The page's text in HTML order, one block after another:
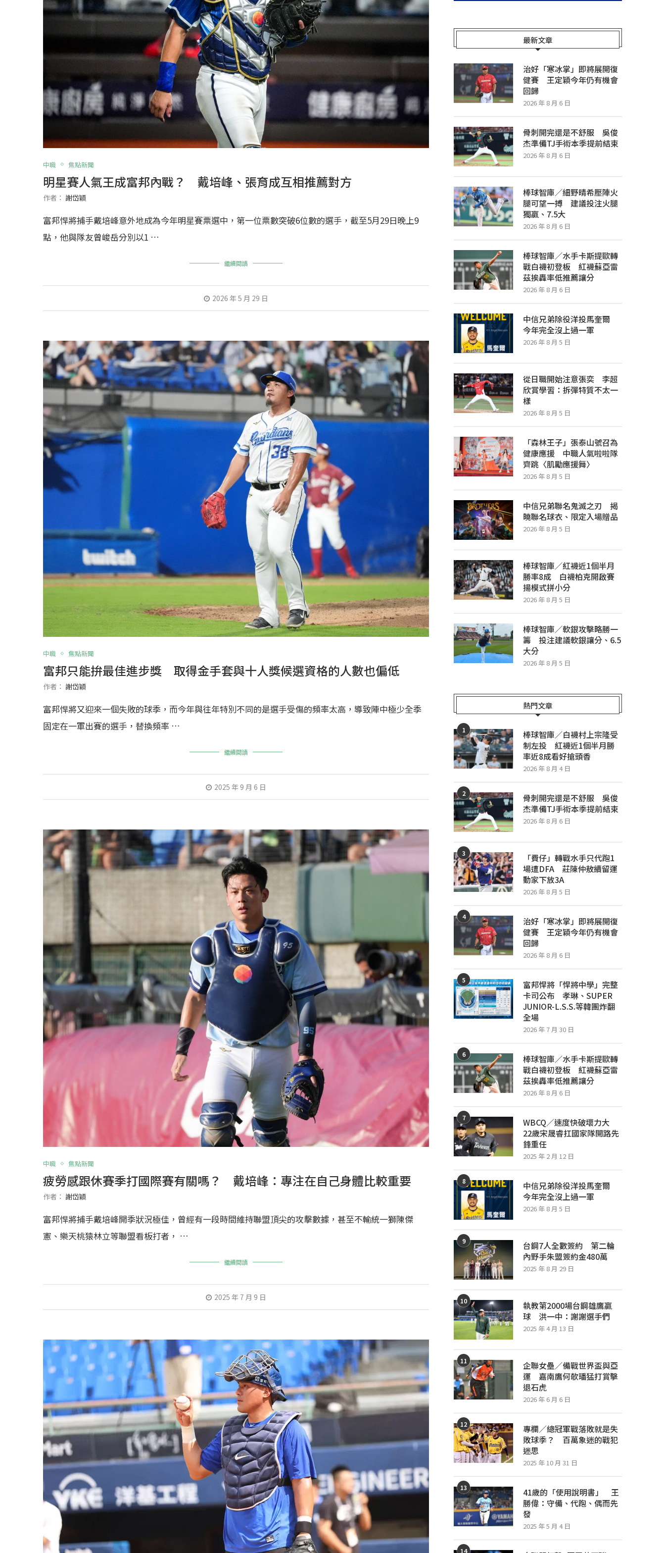
中職 焦點新聞
明星賽人氣王成富邦內戰？ 戴培峰、張育成互相推薦對方
作者： 謝岱穎
富邦悍將捕手戴培峰意外地成為今年明星賽票選中，第一位票數突破6位數的選手，截至5月29日晚上9
點，他與隊友曾峻岳分別以1 …
繼續閱讀
2026 年 5 月 29 日
中職 焦點新聞
富邦只能拚最佳進步獎 取得金手套與十人獎候選資格的人數也偏低
作者： 謝岱穎
富邦悍將又迎來一個失敗的球季，而今年與往年特別不同的是選手受傷的頻率太高，導致陣中極少全季
固定在一軍出賽的選手，替換頻率 …
繼續閱讀
2025 年 9 月 6 日
中職 焦點新聞
疲勞感跟休賽季打國際賽有關嗎？ 戴培峰：專注在自己身體比較重要
作者： 謝岱穎
富邦悍將捕手戴培峰開季狀況極佳，曾經有一段時間維持聯盟頂尖的攻擊數據，甚至不輸統一獅陳傑
憲、樂天桃猿林立等聯盟看板打者， …
繼續閱讀
2025 年 7 月 9 日
最新文章
治好「寒冰掌」即將展開復
健賽 王定穎今年仍有機會
回歸
2026 年 8 月 6 日
骨刺開完還是不舒服 吳俊
杰準備TJ手術本季提前結束
2026 年 8 月 6 日
棒球智庫／細野晴希壓陣火
腿可望一搏 建議投注火腿
獨贏、7.5大
2026 年 8 月 6 日
棒球智庫／水手卡斯提歐轉
戰白襪初登板 紅襪蘇亞雷
茲挨轟率低推薦讓分
2026 年 8 月 6 日
中信兄弟除役洋投馬奎爾
今年完全沒上過一軍
2026 年 8 月 5 日
從日職開始注意張奕 李超
欣賞學習：拆彈特質不太一
樣
2026 年 8 月 5 日
「森林王子」張泰山號召為
健康應援 中職人氣啦啦隊
齊跳〈肌勵應援舞〉
2026 年 8 月 5 日
中信兄弟聯名鬼滅之刃 揭
曉聯名球衣、限定入場贈品
2026 年 8 月 5 日
棒球智庫／紅襪近1個半月
勝率8成 白襪柏克開啟賽
揚模式拼小分
2026 年 8 月 5 日
棒球智庫／軟銀攻擊略勝一
籌 投注建議軟銀讓分、6.5
大分
2026 年 8 月 5 日
熱門文章
1
棒球智庫／白襪村上宗隆受
制左投 紅襪近1個半月勝
率近8成看好搶頭香
2026 年 8 月 4 日
2
骨刺開完還是不舒服 吳俊
杰準備TJ手術本季提前結束
2026 年 8 月 6 日
3
「費仔」轉戰水手只代跑1
場遭DFA 莊陳仲敖續留運
動家下放3A
2026 年 8 月 5 日
4
治好「寒冰掌」即將展開復
健賽 王定穎今年仍有機會
回歸
2026 年 8 月 6 日
5
富邦悍將「悍將中學」完整
卡司公布 孝琳、SUPER
JUNIOR-L.S.S.等韓團炸翻
全場
2026 年 7 月 30 日
6
棒球智庫／水手卡斯提歐轉
戰白襪初登板 紅襪蘇亞雷
茲挨轟率低推薦讓分
2026 年 8 月 6 日
7
WBCQ／速度快破壞力大
22歲宋晟睿扛國家隊開路先
鋒重任
2025 年 2 月 12 日
8
中信兄弟除役洋投馬奎爾
今年完全沒上過一軍
2026 年 8 月 5 日
9
台鋼7人全數簽約 第二輪
內野手朱盟簽約金480萬
2025 年 8 月 29 日
10
執教第2000場台鋼雄鷹贏
球 洪一中：謝謝選手們
2025 年 4 月 13 日
11
企聯女壘／備戰世界盃與亞
運 嘉南鷹何欹璠猛打賞擊
退石虎
2026 年 6 月 6 日
12
專欄／總冠軍戰落敗就是失
敗球季？ 百萬象迷的戰犯
迷思
2025 年 10 月 31 日
13
41歲的「使用說明書」 王
勝偉：守備、代跑、偶而先
發
2025 年 5 月 4 日
14